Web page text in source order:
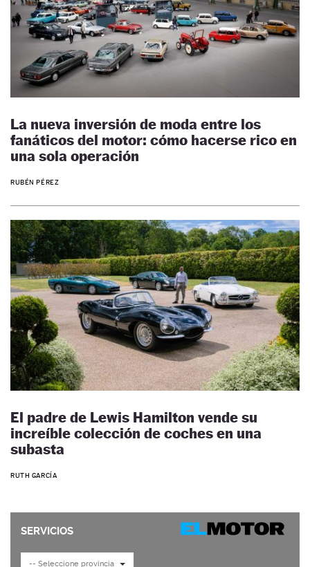
La nueva inversión de moda entre los
fanáticos del motor: cómo hacerse rico en
una sola operación
RUBÉN PÉREZ
El padre de Lewis Hamilton vende su
increíble colección de coches en una
subasta
RUTH GARCÍA